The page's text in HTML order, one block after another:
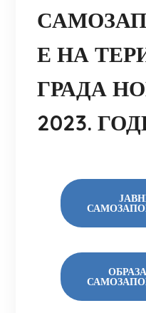
Е НА
ГРАДА
2023.